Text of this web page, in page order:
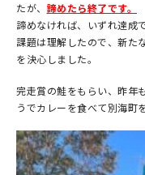
たが、 諦めたら終了です。
諦めなければ、いずれ達成
課題は理解したので、新た
を決心しました。
完走賞の鮭をもらい、昨年
うでカレーを食べて別海町